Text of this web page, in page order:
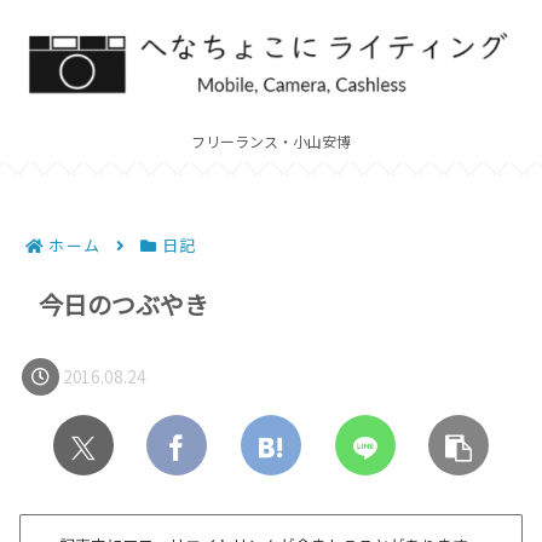
フリーランス・小山安博
ホーム 日記
今日のつぶやき
2016.08.24